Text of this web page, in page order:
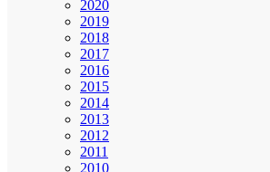
2020
2019
2018
2017
2016
2015
2014
2013
2012
2011
2010